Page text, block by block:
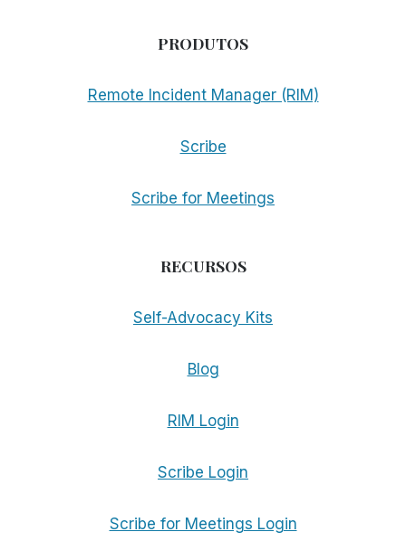
PRODUTOS
Remote Incident Manager (RIM)
Scribe
Scribe for Meetings
RECURSOS
Self-Advocacy Kits
Blog
RIM Login
Scribe Login
Scribe for Meetings Login